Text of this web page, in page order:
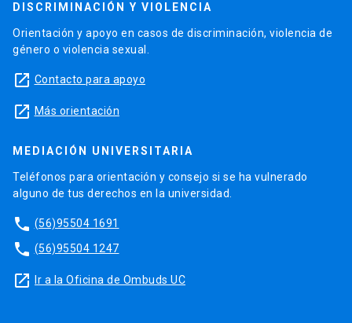
DISCRIMINACIÓN Y VIOLENCIA
Orientación y apoyo en casos de discriminación, violencia de
género o violencia sexual.
launch Contacto para apoyo
launch Más orientación
MEDIACIÓN UNIVERSITARIA
Teléfonos para orientación y consejo si se ha vulnerado
alguno de tus derechos en la universidad.
phone (56)95504 1691
phone (56)95504 1247
launch Ir a la Oficina de Ombuds UC